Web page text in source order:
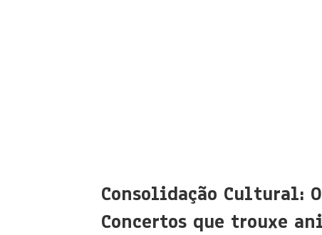
Consolidação Cultural:
Concertos que trouxe